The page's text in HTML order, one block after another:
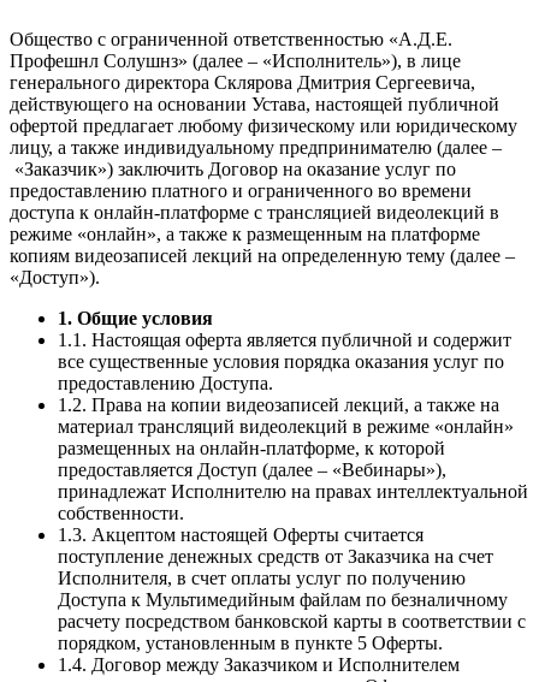
Общество с ограниченной ответственностью «А.Д.Е.
Профешнл Солушнз» (далее – «Исполнитель»), в лице
генерального директора Склярова Дмитрия Сергеевича,
действующего на основании Устава, настоящей публичной
офертой предлагает любому физическому или юридическому
лицу, а также индивидуальному предпринимателю (далее –
«Заказчик») заключить Договор на оказание услуг по
предоставлению платного и ограниченного во времени
доступа к онлайн-платформе с трансляцией видеолекций в
режиме «онлайн», а также к размещенным на платформе
копиям видеозаписей лекций на определенную тему (далее –
«Доступ»).
1. Общие условия
1.1. Настоящая оферта является публичной и содержит
все существенные условия порядка оказания услуг по
предоставлению Доступа.
1.2. Права на копии видеозаписей лекций, а также на
материал трансляций видеолекций в режиме «онлайн»
размещенных на онлайн-платформе, к которой
предоставляется Доступ (далее – «Вебинары»),
принадлежат Исполнителю на правах интеллектуальной
собственности.
1.3. Акцептом настоящей Оферты считается
поступление денежных средств от Заказчика на счет
Исполнителя, в счет оплаты услуг по получению
Доступа к Мультимедийным файлам по безналичному
расчету посредством банковской карты в соответствии с
порядком, установленным в пункте 5 Оферты.
1.4. Договор между Заказчиком и Исполнителем